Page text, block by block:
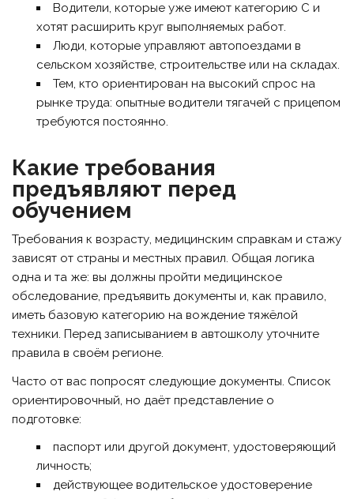
Водители, которые уже имеют категорию C и
хотят расширить круг выполняемых работ.
Люди, которые управляют автопоездами в
сельском хозяйстве, строительстве или на складах.
Тем, кто ориентирован на высокий спрос на
рынке труда: опытные водители тягачей с прицепом
требуются постоянно.
Какие требования
предъявляют перед
обучением
Требования к возрасту, медицинским справкам и стажу
зависят от страны и местных правил. Общая логика
одна и та же: вы должны пройти медицинское
обследование, предъявить документы и, как правило,
иметь базовую категорию на вождение тяжёлой
техники. Перед записыванием в автошколу уточните
правила в своём регионе.
Часто от вас попросят следующие документы. Список
ориентировочный, но даёт представление о
подготовке:
паспорт или другой документ, удостоверяющий
личность;
действующее водительское удостоверение